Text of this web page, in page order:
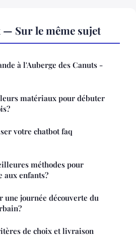
Sur le même sujet
à l'Auberge des Canuts -
matériaux pour débuter
votre chatbot faq
méthodes pour
aux enfants?
une journée découverte du
de choix et livraison